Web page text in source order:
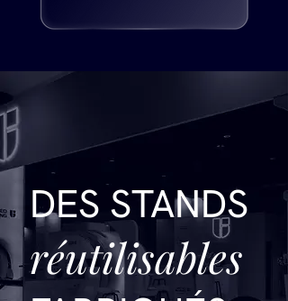
DES STANDS
réutilisables